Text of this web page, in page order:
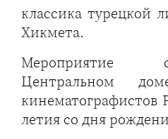
классика турецкой
Хикмета.
Мероприятие
Центральном
кинематографистов
летия со дня